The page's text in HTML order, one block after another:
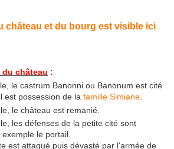
château et du bourg est visible ici
château :
le castrum Banonni ou Banonum est cité
est possession de la famille Simiane
le château est remanié.
les défenses de la petite cité sont
le portail.
est attaqué puis dévasté par l'armée de